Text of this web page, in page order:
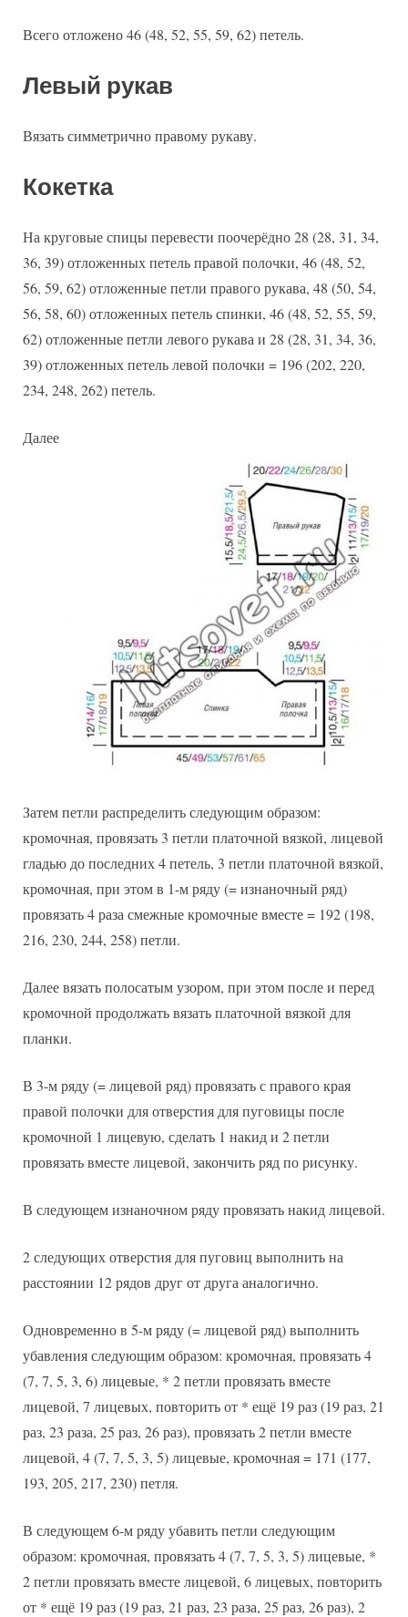
Всего отложено 46 (48, 52, 55, 59, 62) петель.
Левый рукав
Вязать симметрично правому рукаву.
Кокетка
На круговые спицы перевести поочерёдно 28 (28, 31, 34,
36, 39) отложенных петель правой полочки, 46 (48, 52,
56, 59, 62) отложенные петли правого рукава, 48 (50, 54,
56, 58, 60) отложенных петель спинки, 46 (48, 52, 55, 59,
62) отложенные петли левого рукава и 28 (28, 31, 34, 36,
39) отложенных петель левой полочки = 196 (202, 220,
234, 248, 262) петель.
Далее
Затем петли распределить следующим образом:
кромочная, провязать 3 петли платочной вязкой, лицевой
гладью до последних 4 петель, 3 петли платочной вязкой,
кромочная, при этом в 1-м ряду (= изнаночный ряд)
провязать 4 раза смежные кромочные вместе = 192 (198,
216, 230, 244, 258) петли.
Далее вязать полосатым узором, при этом после и перед
кромочной продолжать вязать платочной вязкой для
планки.
В 3-м ряду (= лицевой ряд) провязать с правого края
правой полочки для отверстия для пуговицы после
кромочной 1 лицевую, сделать 1 накид и 2 петли
провязать вместе лицевой, закончить ряд по рисунку.
В следующем изнаночном ряду провязать накид лицевой.
2 следующих отверстия для пуговиц выполнить на
расстоянии 12 рядов друг от друга аналогично.
Одновременно в 5-м ряду (= лицевой ряд) выполнить
убавления следующим образом: кромочная, провязать 4
(7, 7, 5, 3, 6) лицевые, * 2 петли провязать вместе
лицевой, 7 лицевых, повторить от * ещё 19 раз (19 раз, 21
раз, 23 раза, 25 раз, 26 раз), провязать 2 петли вместе
лицевой, 4 (7, 7, 5, 3, 5) лицевые, кромочная = 171 (177,
193, 205, 217, 230) петля.
В следующем 6-м ряду убавить петли следующим
образом: кромочная, провязать 4 (7, 7, 5, 3, 5) лицевые, *
2 петли провязать вместе лицевой, 6 лицевых, повторить
от * ещё 19 раз (19 раз, 21 раз, 23 раза, 25 раз, 26 раз), 2